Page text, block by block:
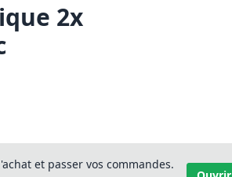
2x
et passer vos commandes.